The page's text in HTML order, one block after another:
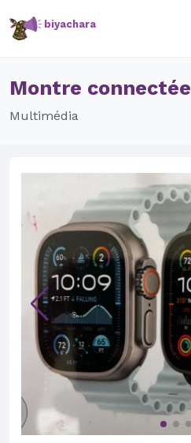
biyachara
Montre connectée
Multimédia